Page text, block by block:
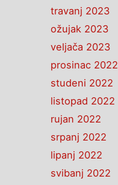
travanj 2023
ožujak 2023
veljača 2023
prosinac 2022
studeni 2022
listopad 2022
rujan 2022
srpanj 2022
lipanj 2022
svibanj 2022